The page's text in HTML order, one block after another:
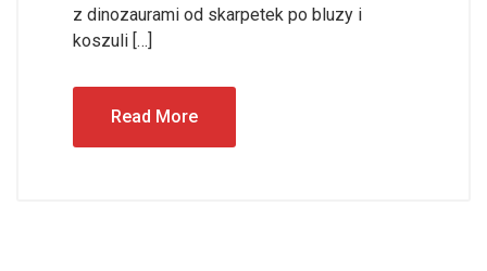
z dinozaurami od skarpetek po bluzy i
koszuli […]
Read More